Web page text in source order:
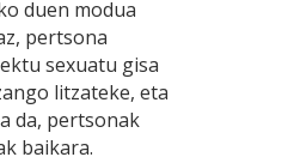
duen modua
pertsona
sexuatu gisa
litzateke, eta
da, pertsonak
baikara.